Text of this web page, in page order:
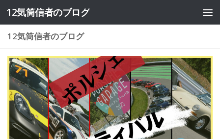
コンテンツへスキップ
12気筒信者のブログ
12気筒信者のブログ